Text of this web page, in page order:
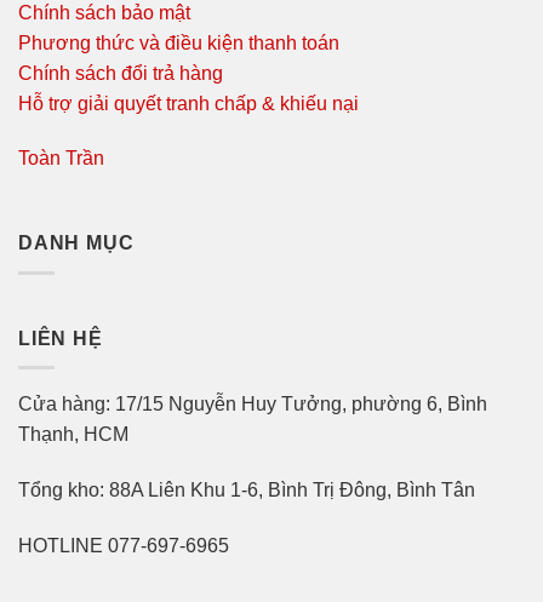
Chính sách bảo mật
Phương thức và điều kiện thanh toán
Chính sách đổi trả hàng
Hỗ trợ giải quyết tranh chấp & khiếu nại
Toàn Trần
DANH MỤC
LIÊN HỆ
Cửa hàng: 17/15 Nguyễn Huy Tưởng, phường 6, Bình
Thạnh, HCM
Tổng kho: 88A Liên Khu 1-6, Bình Trị Đông, Bình Tân
HOTLINE 077-697-6965